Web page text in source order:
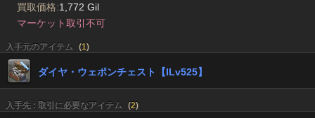
買取価格:1,772 Gil
マーケット取引不可
入手元のアイテム (1)
ダイヤ・ウェポンチェスト【ILv525】
入手先 : 取引に必要なアイテム (2)